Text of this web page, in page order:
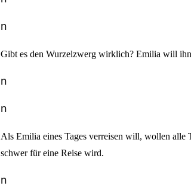
n
Gibt es den Wurzelzwerg wirklich? Emilia will
n
n
Als Emilia eines Tages verreisen will, wollen alle
schwer für eine Reise wird.
n